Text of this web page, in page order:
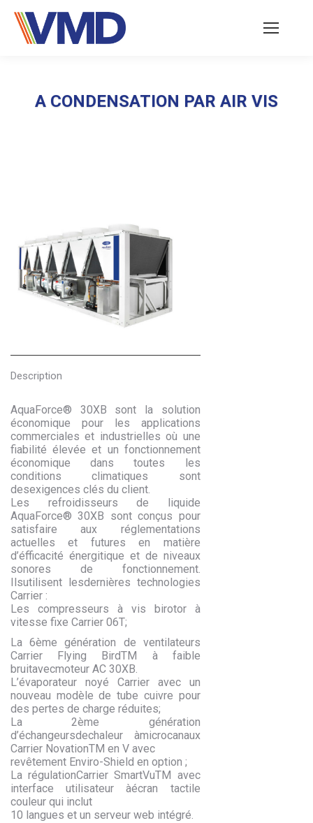
A CONDENSATION PAR AIR VIS
Description
AquaForce® 30XB sont la solution
économique pour les applications
commerciales et industrielles où une
fiabilité élevée et un fonctionnement
économique dans toutes les
conditions climatiques sont
desexigences clés du client.
Les refroidisseurs de liquide
AquaForce® 30XB sont conçus pour
satisfaire aux réglementations
actuelles et futures en matière
d’éfficacité énergitique et de niveaux
sonores de fonctionnement.
Ilsutilisent lesdernières technologies
Carrier :
Les compresseurs à vis birotor à
vitesse fixe Carrier 06T;
La 6ème génération de ventilateurs
Carrier Flying BirdTM à faible
bruitavecmoteur AC 30XB.
L’évaporateur noyé Carrier avec un
nouveau modèle de tube cuivre pour
des pertes de charge réduites;
La 2ème génération
d’échangeursdechaleur àmicrocanaux
Carrier NovationTM en V avec
revêtement Enviro-Shield en option ;
La régulationCarrier SmartVuTM avec
interface utilisateur àécran tactile
couleur qui inclut
10 langues et un serveur web intégré.